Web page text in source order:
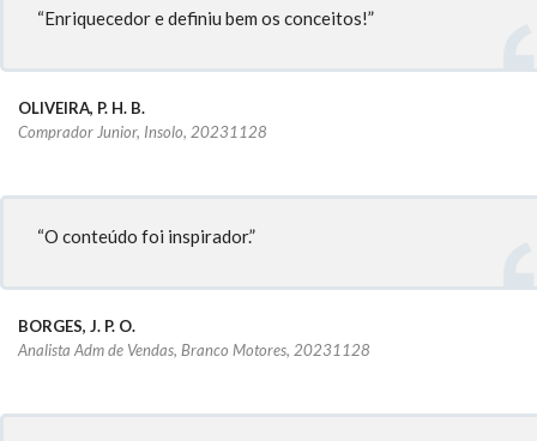
“Enriquecedor e definiu bem os conceitos!”
OLIVEIRA, P. H. B.
Comprador Junior, Insolo, 20231128
“O conteúdo foi inspirador.”
BORGES, J. P. O.
Analista Adm de Vendas, Branco Motores, 20231128